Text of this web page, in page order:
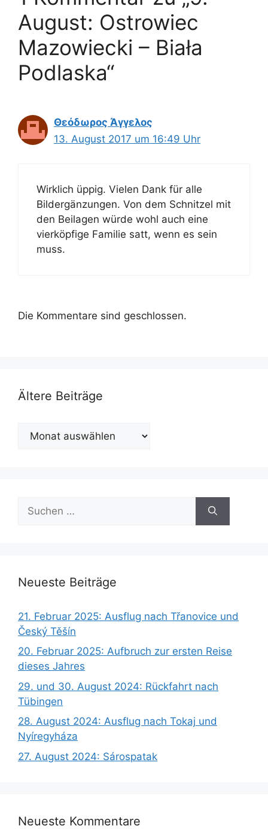
August: Ostrowiec
Mazowiecki – Biała
Podlaska“
Θεόδωρος Άγγελος
13. August 2017 um 16:49 Uhr
Wirklich üppig. Vielen Dank für alle
Bildergänzungen. Von dem Schnitzel mit
den Beilagen würde wohl auch eine
vierköpfige Familie satt, wenn es sein
muss.
Die Kommentare sind geschlossen.
Ältere Beiträge
Ältere
Beiträge
nach:
Neueste Beiträge
21. Februar 2025: Ausflug nach Třanovice und
Český Těšín
20. Februar 2025: Aufbruch zur ersten Reise
dieses Jahres
29. und 30. August 2024: Rückfahrt nach
Tübingen
28. August 2024: Ausflug nach Tokaj und
Nyíregyháza
27. August 2024: Sárospatak
Neueste Kommentare